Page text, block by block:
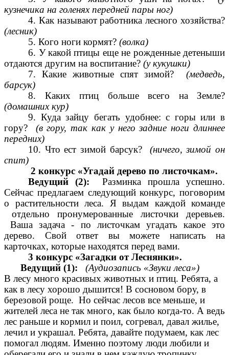
кузнечика на голенях передней пары ног)
4. Как называют работника лесного хозяйства?
(лесник)
5. Кого ноги кормят?(волка)
6. У какой птицы еще не рожденные детеныши
отдаются другим на воспитание? (у кукушки)
7. Какие животные спят зимой? (медведь,
барсук)
8. Каких птиц больше всего на Земле?
(домашних кур)
9. Куда зайцу бегать удобнее: с горы или в
гору? (в гору, так как у него задние ноги длиннее
передних)
10. Что ест зимой барсук? (ничего, зимой он
спит)
2 конкурс «Угадай дерево по листочкам».
Ведущий (2): Разминка прошла успешно.
Сейчас предлагаем следующий конкурс, поговорим
о растительности леса. Я выдам каждой команде
отдельно пронумерованные листочки деревьев.
Ваша задача - по листочкам угадать какое это
дерево. Свой ответ вы можете написать на
карточках, которые находятся перед вами.
3 конкурс «Загадки от Леснянки».
Ведущий (1):
(Аудиозапись «Звуки леса»)
В лесу много красивых животных и птиц. Ребята, а
как в лесу хорошо дышится! В сосновом бору, в
березовой роще. Но сейчас лесов все меньше, и
жителей леса не так много, как было когда-то. А ведь
лес раньше и кормил и поил, согревал, давал жилье,
лечил и украшал. Ребята, давайте подумаем, как лес
помогал людям. Именно поэтому люди любили и